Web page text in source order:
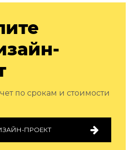
по срокам и стоимости
ПРОЕКТ